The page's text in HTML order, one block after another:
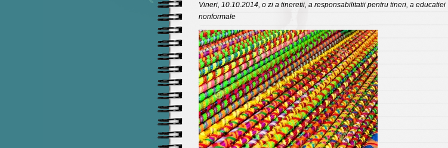
Vineri, 10.10.2014, o zi a tineretii, a responsabilitatii pentru tineri, a educatiei
nonformale